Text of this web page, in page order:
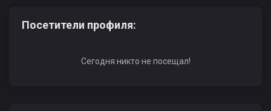
Посетители профиля:
Сегодня никто не посещал!